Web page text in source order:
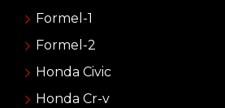
Formel-1
Formel-2
Honda Civic
Honda Cr-v